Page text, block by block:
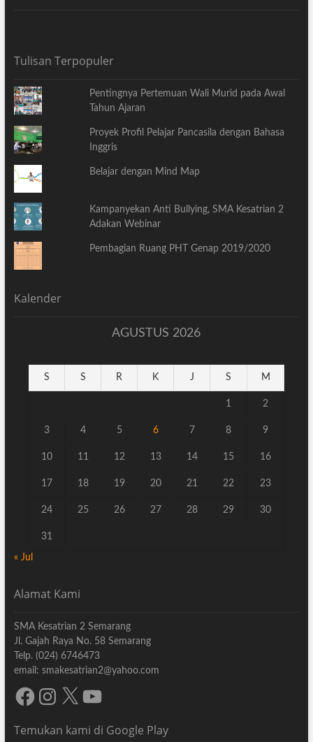
Tulisan Terpopuler
Pentingnya Pertemuan Wali Murid pada Awal
Tahun Ajaran
Proyek Profil Pelajar Pancasila dengan Bahasa
Inggris
Belajar dengan Mind Map
Kampanyekan Anti Bullying, SMA Kesatrian 2
Adakan Webinar
Pembagian Ruang PHT Genap 2019/2020
Kalender
AGUSTUS 2026
S S R K J S M
1 2
3 4 5 6 7 8 9
10 11 12 13 14 15 16
17 18 19 20 21 22 23
24 25 26 27 28 29 30
31
« Jul
Alamat Kami
SMA Kesatrian 2 Semarang
Jl. Gajah Raya No. 58 Semarang
Telp. (024) 6746473
email: smakesatrian2@yahoo.com
FacebookInstagram
X YouTube
Temukan kami di Google Play